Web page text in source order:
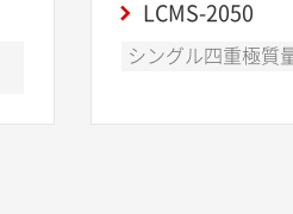
LCMS-2050
シングル四重極質